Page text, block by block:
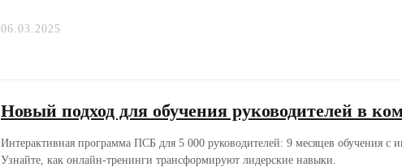
06.03.2025
Новый подход для обучения руководителей в
Интерактивная программа ПСБ для 5 000 руководителей: 9 месяцев обучения с
Узнайте, как онлайн-тренинги трансформируют лидерские навыки.